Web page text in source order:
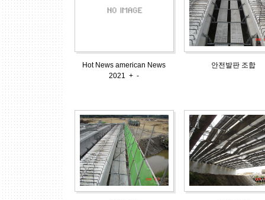
Hot News american News
2021 + -
안전발판 조합